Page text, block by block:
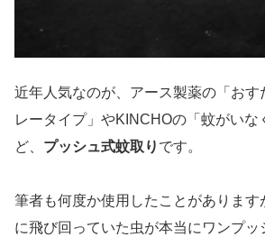
近年人気なのが、アース製薬の「おす
レータイプ」やKINCHOの「蚊がいな
ど、 プッシュ式蚊取り です。
筆者も何度か使用したことがあります
に飛び回っていた虫が本当にワンプッ